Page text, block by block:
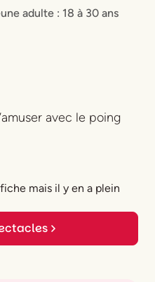
adulte : 18 à 30 ans
avec le poing
mais il y en a plein